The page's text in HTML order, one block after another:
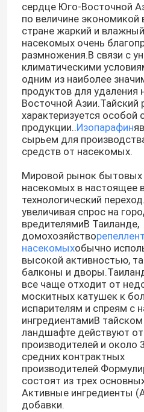
сердце Юго-Восточной
по величине экономикой
стране жаркий и
насекомых очень
размножения.В связи с
климатическими
одним из наиболее
продуктов для
Восточной Азии.Тайский
характеризуется особой
продукции..Изопарафин
сырьем для
средств от насекомых.
Мировой рынок бытовых
насекомых в настоящее
технологический
увеличивая спрос на
вредителямиВ Таиланде,
домохозяйство
насекомыхобычно
высокой активностью,
балконы и
все чаще отходит от
москитных катушек к
испарителям и спреям с
ингредиентамиВ
ландшафте действуют
производителей и около
средних контрактных
состоят из трех
Активные ингредиенты
добавки.